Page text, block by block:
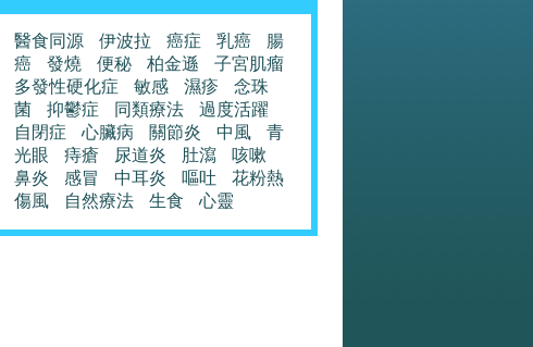
醫食同源 伊波拉 癌症 乳癌
腸
癌
發燒 便秘 柏金遜
子宮肌瘤
多發性硬化症
敏感 濕疹
念珠
菌
抑鬱症 同類療法
過度活躍
自閉症
心臟病 關節炎 中風
青
光眼
痔瘡 尿道炎 肚瀉
咳嗽
鼻炎
感冒 中耳炎 嘔吐
花粉熱
傷風
自然療法 生食 心靈